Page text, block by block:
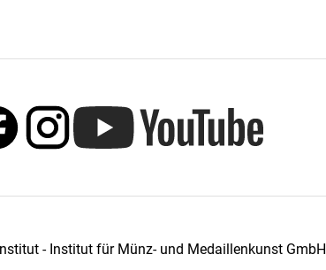
- Institut für Münz- und Medaillenkunst GmbH